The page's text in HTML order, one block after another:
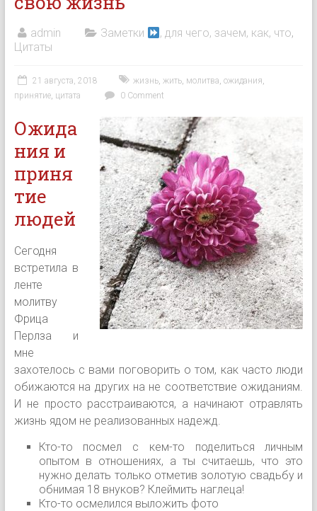
admin Заметки , для чего, зачем, как, что,
Цитаты
21 августа, 2018 жизнь, жить, молитва, ожидания,
принятие, цитата 0 Comment
Ожида
ния и
приня
тие
людей
Сегодня
встретила в
ленте
молитву
Фрица
Перлза и
мне
захотелось с вами поговорить о том, как часто люди
обижаются на других на не соответствие ожиданиям.
И не просто расстраиваются, а начинают отравлять
жизнь ядом не реализованных надежд.
Кто-то посмел с кем-то поделиться личным
опытом в отношениях, а ты считаешь, что это
нужно делать только отметив золотую свадьбу и
обнимая 18 внуков? Клеймить наглеца!
Кто-то осмелился выложить фото